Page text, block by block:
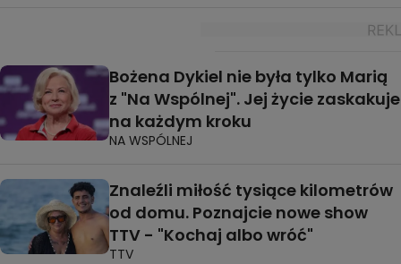
Bożena Dykiel nie była tylko Marią
z "Na Wspólnej". Jej życie zaskakuje
na każdym kroku
NA WSPÓLNEJ
Znaleźli miłość tysiące kilometrów
od domu. Poznajcie nowe show
TTV - "Kochaj albo wróć"
TTV